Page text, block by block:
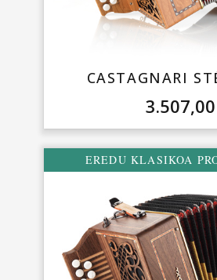
CASTAGNARI
3.507,00
EREDU KLASIKOA